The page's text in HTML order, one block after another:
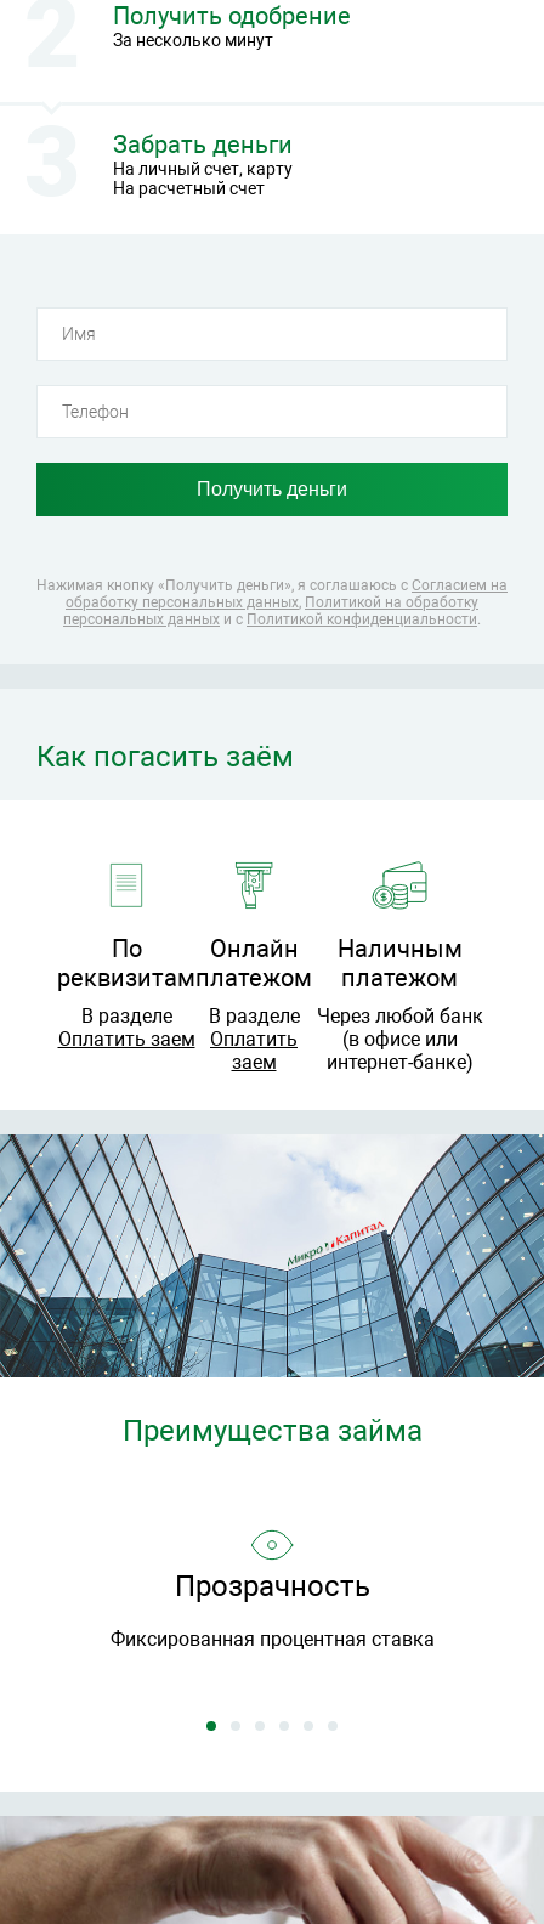
За несколько минут
Получить одобрение
На личный счет, карту
На расчетный счет
Забрать деньги
Нажимая кнопку «Получить деньги», я соглашаюсь с Согласием на
обработку персональных данных, Политикой на обработку
персональных данных и с Политикой конфиденциальности.
Как погасить заём
По
реквизитам
В разделе
Оплатить заем
Онлайн
платежом
В разделе
Оплатить
заем
Наличным
платежом
Через любой банк
(в офисе или
интернет-банке)
Преимущества займа
Прозрачность
Фиксированная процентная ставка